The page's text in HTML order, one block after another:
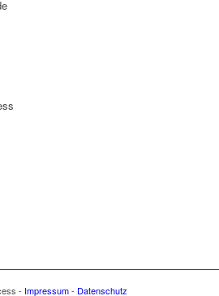
- Impressum- Datenschutz